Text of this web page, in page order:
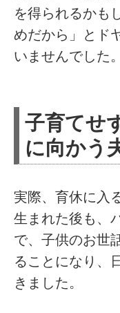
を得られるかも
めだから」とド
いませんでした。
子育てせ
に向かう
実際、育休に入
生まれた後も、
で、子供のお世
ることになり、
きました。